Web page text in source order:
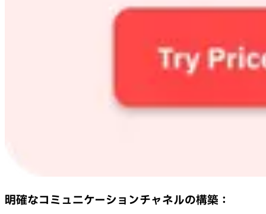
明確なコミュニケーションチャネルの構築：